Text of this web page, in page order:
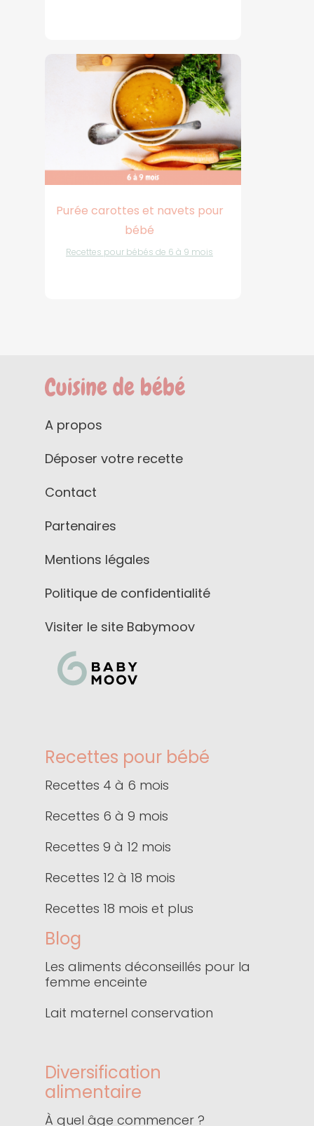
Purée carottes et navets pour
bébé
Recettes pour bébés de 6 à 9 mois
A propos
Déposer votre recette
Contact
Partenaires
Mentions légales
Politique de confidentialité
Visiter le site Babymoov
Recettes pour bébé
Recettes 4 à 6 mois
Recettes 6 à 9 mois
Recettes 9 à 12 mois
Recettes 12 à 18 mois
Recettes 18 mois et plus
Blog
Les aliments déconseillés pour la
femme enceinte
Lait maternel conservation
Diversification
alimentaire
À quel âge commencer ?